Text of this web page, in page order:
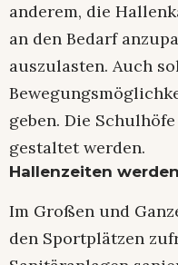
anderem, die
an den Bedarf
auszulasten. Auch
geben. Die
gestaltet werden.
Hallenzeiten
Im Großen und
den Sportplätzen